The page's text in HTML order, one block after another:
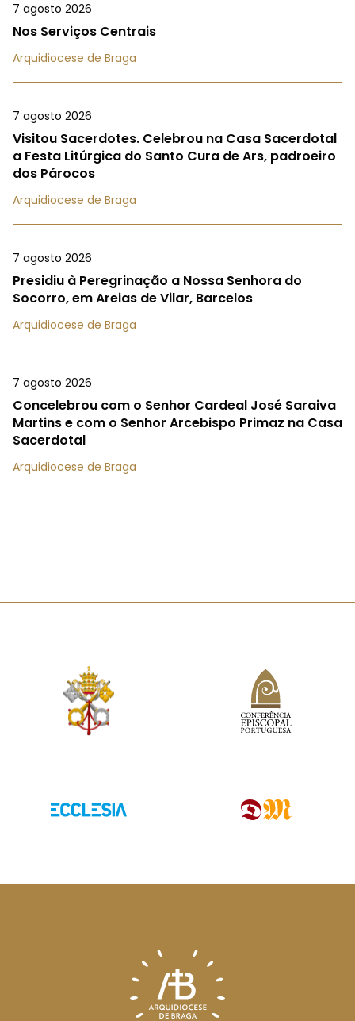
7 agosto 2026
Nos Serviços Centrais
Arquidiocese de Braga
7 agosto 2026
Visitou Sacerdotes. Celebrou na Casa Sacerdotal
a Festa Litúrgica do Santo Cura de Ars, padroeiro
dos Párocos
Arquidiocese de Braga
7 agosto 2026
Presidiu à Peregrinação a Nossa Senhora do
Socorro, em Areias de Vilar, Barcelos
Arquidiocese de Braga
7 agosto 2026
Concelebrou com o Senhor Cardeal José Saraiva
Martins e com o Senhor Arcebispo Primaz na Casa
Sacerdotal
Arquidiocese de Braga